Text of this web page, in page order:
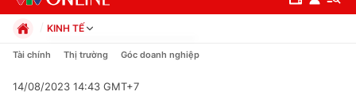
KINH TẾ
Chính trị
Pháp luật
Tài chính Thị trường Góc doanh nghiệp
14/08/2023 14:43 GMT+7